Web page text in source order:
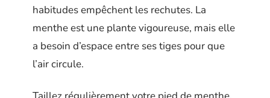
habitudes empêchent les rechutes. La
menthe est une plante vigoureuse, mais elle
a besoin d’espace entre ses tiges pour que
l’air circule.